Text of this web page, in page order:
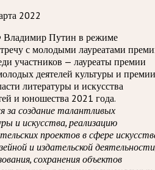
2022
Владимир Путин в режиме
с молодыми лауреатами
участников — лауреаты премии
деятелей культуры и премии
литературы и искусства
и юношества 2021 года.
создание талантливых
и искусства, реализацию
проектов в сфере
и издательской
сохранения объектов